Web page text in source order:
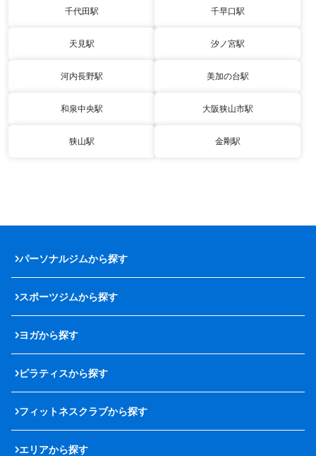
千代田駅 千早口駅
天見駅 汐ノ宮駅
河内長野駅 美加の台駅
和泉中央駅 大阪狭山市駅
狭山駅 金剛駅
パーソナルジムから探す
スポーツジムから探す
ヨガから探す
ピラティスから探す
フィットネスクラブから探す
エリアから探す